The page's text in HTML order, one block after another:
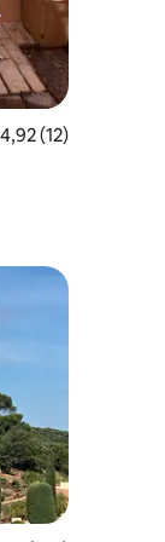
de uma
4,92 (12)